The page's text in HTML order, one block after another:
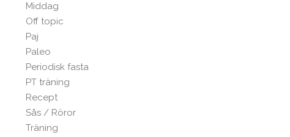
Middag
Off topic
Paj
Paleo
Periodisk fasta
PT träning
Recept
Sås / Röror
Träning